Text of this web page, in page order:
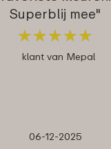
Superblij mee"
★★★★★
★★★★★
klant van Mepal
06-12-2025